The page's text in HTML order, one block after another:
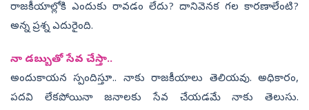
రాజకీయాల్లోకి ఎందుకు రావడం లేదు? దానివెనక గల కారణాలేంటి?
అన్న ప్రశ్న ఎదురైంది.
నా డబ్బుతో సేవ చేస్తా..
అందుకాయన స్పందిస్తూ.. నాకు రాజకీయాలు తెలియవు. అధికారం,
పదవి లేకపోయినా జనాలకు సేవ చేయడమే నాకు తెలుసు.